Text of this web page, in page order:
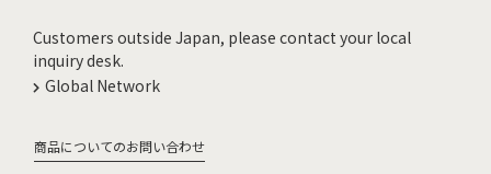
Customers outside Japan, please contact your local
inquiry desk.
Global Network
商品についてのお問い合わせ